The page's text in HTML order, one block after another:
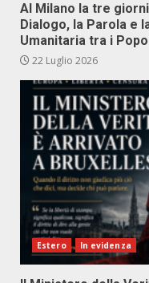
Al Milano la tre
Dialogo, la Parola e
Umanitaria tra i
22 Luglio 2026
Estero In evidenza